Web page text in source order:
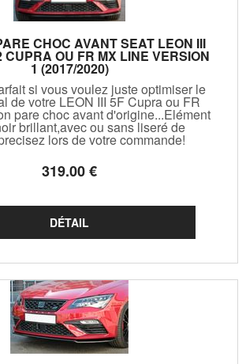
CHOC AVANT SEAT LEON III
CUPRA OU FR MX LINE VERSION
1 (2017/2020)
si vous voulez juste optimiser le
de votre LEON III 5F Cupra ou FR
pare choc avant d'origine...Elément
brillant,avec ou sans liseré de
lors de votre commande!
319.00€